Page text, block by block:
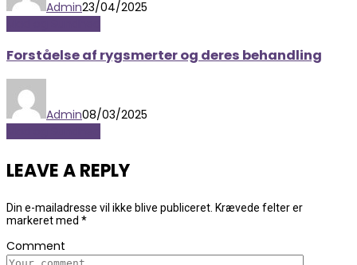
Admin23/04/2025
Forståelse af rygsmerter og deres behandling
Admin08/03/2025
LEAVE A REPLY
Din e-mailadresse vil ikke blive publiceret. Krævede felter er
markeret med *
Comment